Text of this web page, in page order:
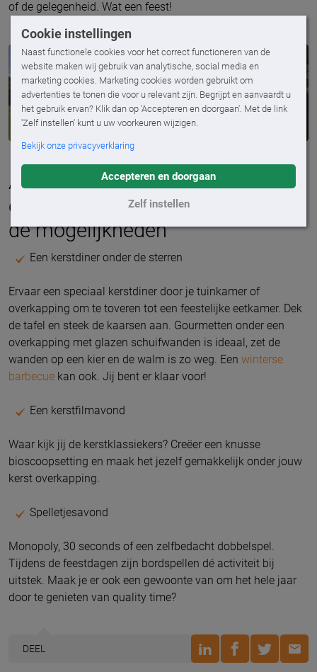
Cookie instellingen
Naast functionele cookies voor het correct functioneren van de
website maken wij gebruik van analytische, social media en
marketing cookies. Marketing cookies worden gebruikt om
advertenties te tonen die voor u relevant zijn. Begrijpt en aanvaardt u
het gebruik ervan? Klik dan op 'Accepteren en doorgaan'. Met de link
'Zelf instellen' kunt u uw voorkeuren wijzigen.
Bekijk onze privacyverklaring
Accepteren en doorgaan
Zelf instellen
of de gelegenheid. Wat een feest!
Activiteiten onder een kerst
overkapping: maak gebruik van
de mogelijkheden
Een kerstdiner onder de sterren
Ervaar een speciaal kerstdiner door je tuinkamer of
overkapping om te toveren tot een feestelijke eetkamer. Dek
de tafel en steek de kaarsen aan. Gourmetten onder een
overkapping met glazen schuifwanden is ideaal, zet de
wanden op een kier en de walm is zo weg. Een winterse
barbecue kan ook. Jij bent er klaar voor!
Een kerstfilmavond
Waar kijk jij de kerstklassiekers? Creëer een knusse
bioscoopsetting en maak het jezelf gemakkelijk onder jouw
kerst overkapping.
Spelletjesavond
Monopoly, 30 seconds of een zelfbedacht dobbelspel.
Tijdens de feestdagen zijn bordspellen dé activiteit bij
uitstek. Maak je er ook een gewoonte van om het hele jaar
door te genieten van quality time?
DEEL